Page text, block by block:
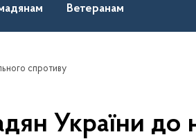
Ветеранам
спротиву
України